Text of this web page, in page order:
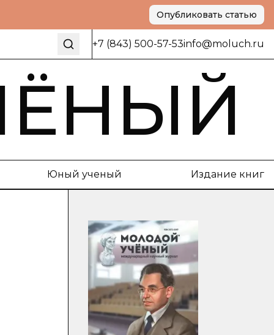
Опубликовать статью
+7 (843) 500-57-53info@moluch.ru
Юный ученый Издание книг